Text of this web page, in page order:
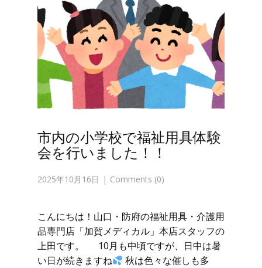
市内の小学校で福祉用具体験
会を行いました！！
2025年10月16日 Comments (0)
こんにちは！山口・防府の福祉用具・介護用
品専門店「加賀メディカル」本店スタッフの
上田です。 10月も中頃ですが、日中は暑
い日が続きますね
秋は色々な催しも多